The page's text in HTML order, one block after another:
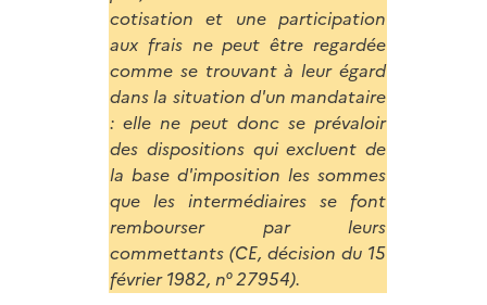
cotisation et une participation
aux frais ne peut être regardée
comme se trouvant à leur égard
dans la situation d'un mandataire
: elle ne peut donc se prévaloir
des dispositions qui excluent de
la base d'imposition les sommes
que les intermédiaires se font
rembourser par leurs
commettants (CE, décision du 15
février 1982, n° 27954).